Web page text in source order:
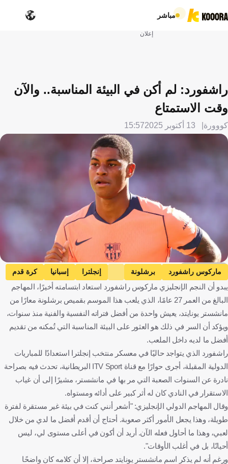
مباشر
إعلان
راشفورد: لم أكن في البيئة المناسبة.. والآن
وقت الاستمتاع
كووورة 13 أكتوبر 2025 15:57
Getty Images
ماركوس راشفورد برشلونة إنجلترا إسبانيا كرة قدم
يبدو أن النجم الإنجليزي ماركوس راشفورد استعاد ابتسامته أخيرًا، المهاجم
البالغ من العمر 27 عامًا، الذي يلعب هذا الموسم بقميص برشلونة معارًا من
مانشستر يونايتد، يعيش واحدة من أفضل فتراته النفسية والفنية منذ سنوات،
ويؤكد أن السر في ذلك هو العثور على البيئة المناسبة التي تُمكنه من تقديم
أفضل ما لديه داخل الملعب.
راشفورد الذي يتواجد حاليًا في معسكر منتخب إنجلترا استعدادًا للمباريات
الدولية المقبلة، أجرى حوارًا مع قناة ITV Sport البريطانية، تحدث فيه بصراحة
نادرة عن السنوات الصعبة التي مر بها في مانشستر، مشيرًا إلى أن غياب
الاستقرار في النادي كان له أثر كبير على أدائه ومستواه.
وقال المهاجم الدولي الإنجليزي: "أشعر أنني كنت في بيئة غير مستقرة لفترة
طويلة، وهذا يجعل الأمور أكثر صعوبة. أحتاج أن أقدم أفضل ما لدي من خلال
لعبي، وهذا ما أحاول فعله الآن. أريد أن أكون في أعلى مستوى لي، ليس
أحيانًا، بل في أغلب الأوقات".
ورغم أنه لم يذكر اسم مانشستر يونايتد صراحة، إلا أن كلامه كان واضحًا